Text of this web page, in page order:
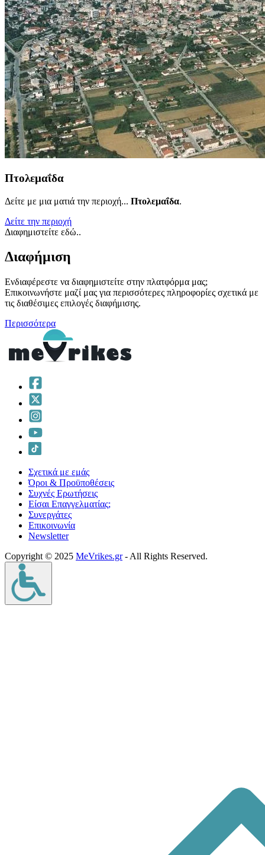
Πτολεμαΐδα
Δείτε με μια ματιά την περιοχή... Πτολεμαΐδα.
Δείτε την περιοχή
Διαφημιστείτε εδώ..
Διαφήμιση
Ενδιαφέρεστε να διαφημιστείτε στην πλατφόρμα μας;
Επικοινωνήστε μαζί μας για περισσότερες πληροφορίες σχετικά με
τις διαθέσιμες επιλογές διαφήμισης.
Περισσότερα
Σχετικά με εμάς
Όροι & Προϋποθέσεις
Συχνές Ερωτήσεις
Είσαι Επαγγελματίας;
Συνεργάτες
Επικοινωνία
Νewsletter
Copyright © 2025 MeVrikes.gr- All Rights Reserved.